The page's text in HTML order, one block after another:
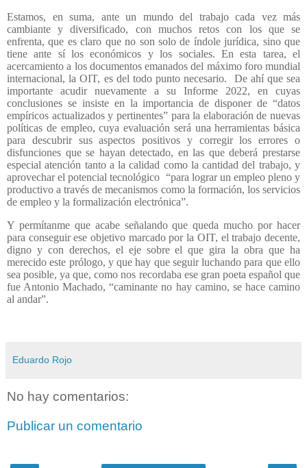
Estamos, en suma, ante un mundo del trabajo cada vez más
cambiante y diversificado, con muchos retos con los que se
enfrenta, que es claro que no son solo de índole jurídica, sino que
tiene ante sí los económicos y los sociales. En esta tarea, el
acercamiento a los documentos emanados del máximo foro mundial
internacional, la OIT, es del todo punto necesario.
De ahí que sea
importante acudir nuevamente a su Informe 2022, en cuyas
conclusiones se insiste en la importancia de disponer de “datos
empíricos actualizados y pertinentes” para la elaboración de nuevas
políticas de empleo, cuya evaluación será una herramientas básica
para descubrir sus aspectos positivos y corregir los errores o
disfunciones que se hayan detectado, en las que deberá prestarse
especial atención tanto a la calidad como la cantidad del trabajo, y
aprovechar el potencial tecnológico “para lograr un empleo pleno y
productivo a través de mecanismos como la formación, los servicios
de empleo y la formalización electrónica”.
Y permítanme que acabe señalando que queda mucho por hacer
para conseguir ese objetivo marcado por la OIT, el trabajo decente,
digno y con derechos, el eje sobre el que gira la obra que ha
merecido este prólogo, y que hay que seguir luchando para que ello
sea posible, ya que, como nos recordaba ese gran poeta español que
fue Antonio Machado, “caminante no hay camino, se hace camino
al andar”.
Eduardo Rojo
No hay comentarios:
Publicar un comentario